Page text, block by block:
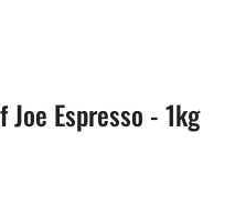
Espresso - 1kg